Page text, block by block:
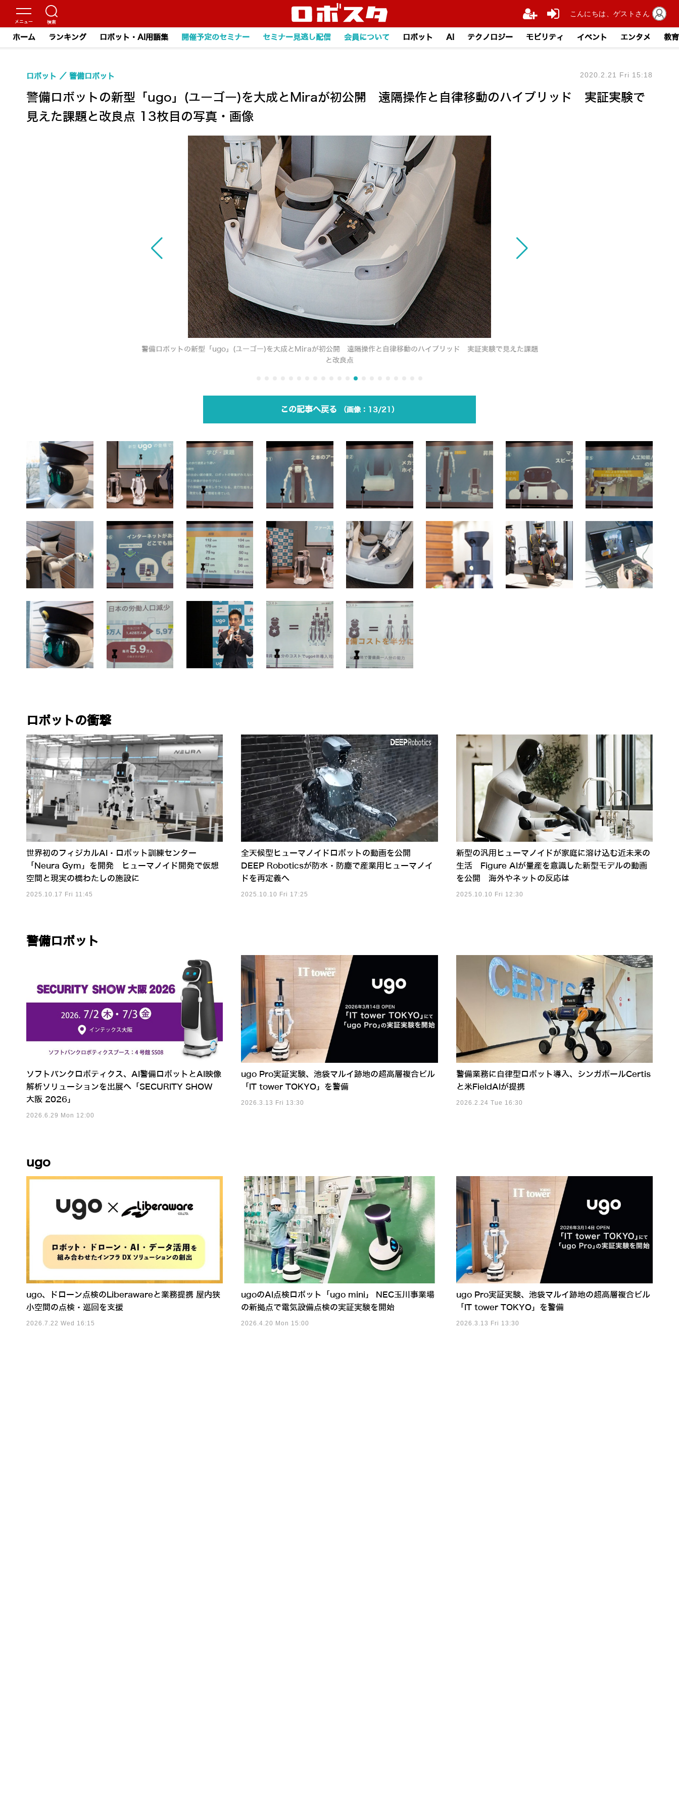
ホーム ランキング ロボット・AI用語集 開催予定のセミナー セミナー見逃し配信 会員について ロボット AI テクノロジー モビリティ イベント エンタメ 教育
警備ロボットの新型「ugo」(ユーゴー)を大成とMiraが初公開 遠隔操作と自律移動のハイブリッド 実証実験で
見えた課題と改良点 13枚目の写真・画像
ロボット 警備ロボット 2020.2.21 Fri 15:18
警備ロボットの新型「ugo」(ユーゴー)を大成とMiraが初公開 遠隔操作と自律移動のハイブリッド 実証実験で見えた課題
と改良点
この記事へ戻る 13/21
ロボットの衝撃
世界初のフィジカルAI・ロボット訓練センター
「Neura Gym」を開発 ヒューマノイド開発で仮想
空間と現実の橋わたしの施設に
2025.10.17 Fri 11:45
全天候型ヒューマノイドロボットの動画を公開
DEEP Roboticsが防水・防塵で産業用ヒューマノイ
ドを再定義へ
2025.10.10 Fri 17:25
新型の汎用ヒューマノイドが家庭に溶け込む近未来の
生活 Figure AIが量産を意識した新型モデルの動画
を公開 海外やネットの反応は
2025.10.10 Fri 12:30
警備ロボット
ソフトバンクロボティクス、AI警備ロボットとAI映像
解析ソリューションを出展へ「SECURITY SHOW
大阪 2026」
2026.6.29 Mon 12:00
ugo Pro実証実験、池袋マルイ跡地の超高層複合ビル
「IT tower TOKYO」を警備
2026.3.13 Fri 13:30
警備業務に自律型ロボット導入、シンガポールCertis
と米FieldAIが提携
2026.2.24 Tue 16:30
ugo
ugo、ドローン点検のLiberawareと業務提携 屋内狭
小空間の点検・巡回を支援
2026.7.22 Wed 16:15
ugoのAI点検ロボット「ugo mini」 NEC玉川事業場
の新拠点で電気設備点検の実証実験を開始
2026.4.20 Mon 15:00
ugo Pro実証実験、池袋マルイ跡地の超高層複合ビル
「IT tower TOKYO」を警備
2026.3.13 Fri 13:30
こんにちは、ゲストさん